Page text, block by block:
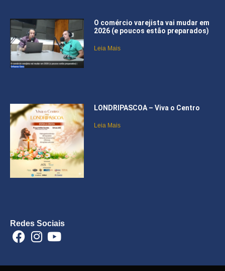
O comércio varejista vai mudar em
2026 (e poucos estão preparados)
Leia Mais
LONDRIPASCOA – Viva o Centro
Leia Mais
Redes Sociais